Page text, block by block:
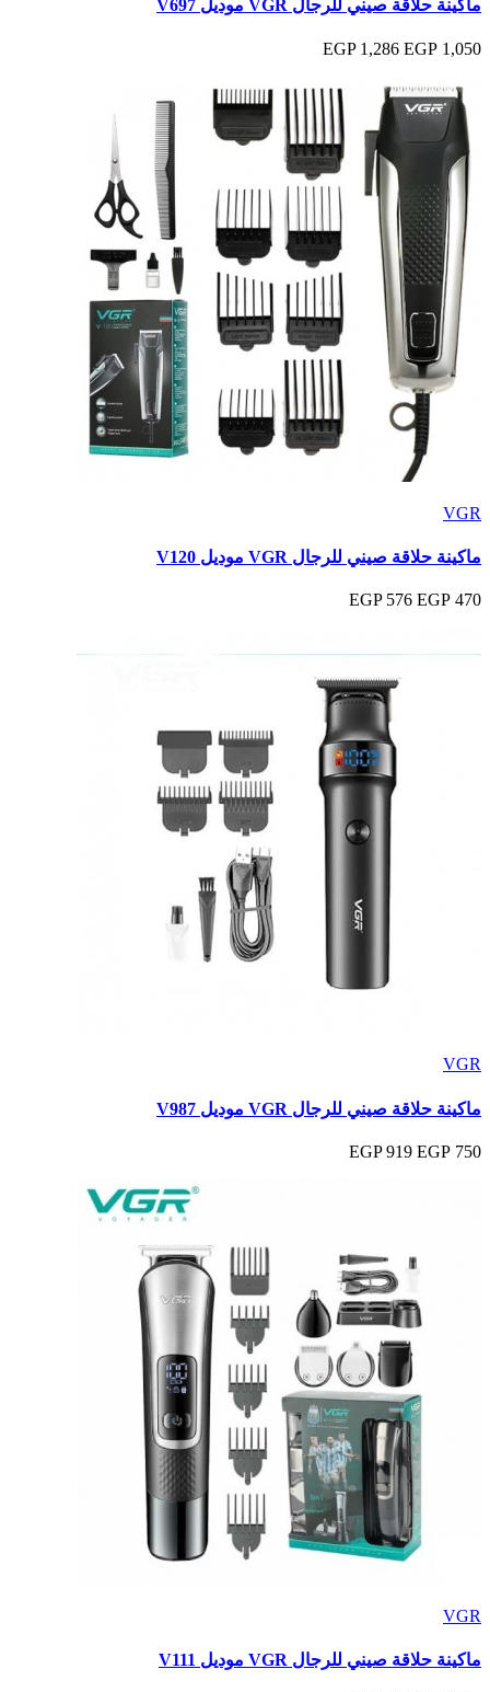
ماكينة حلاقة صيني للرجال VGR موديل V697
1,050 EGP
1,286 EGP
VGR
ماكينة حلاقة صيني للرجال VGR موديل V120
470 EGP
576 EGP
VGR
ماكينة حلاقة صيني للرجال VGR موديل V987
750 EGP
919 EGP
VGR
ماكينة حلاقة صيني للرجال VGR موديل V111